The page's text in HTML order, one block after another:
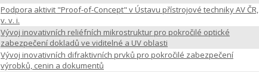
Podpora aktivit "Proof-of-Concept" v Ústavu přístrojové techniky AV ČR,
v. v. i.
Vývoj inovativních reliéfních mikrostruktur pro pokročilé optické
zabezpečení dokladů ve viditelné a UV oblasti
Vývoj inovativních difraktivních prvků pro pokročilé zabezpečení
výrobků, cenin a dokumentů